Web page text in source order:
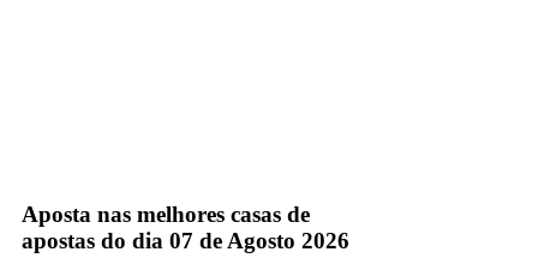
Aposta nas melhores casas de
apostas do dia 07 de Agosto 2026